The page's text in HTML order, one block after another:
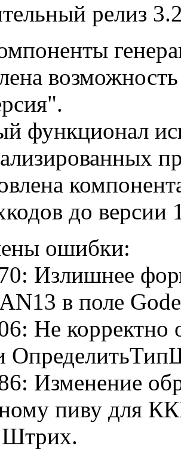
релиз
функционал
до версии
ошибки:
Излишнее
в поле
Не корректно
Изменение
пиву для